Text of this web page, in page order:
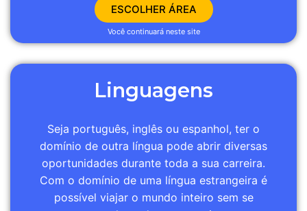
ESCOLHER ÁREA
Você continuará neste site
Linguagens
Seja português, inglês ou espanhol, ter o
domínio de outra língua pode abrir diversas
oportunidades durante toda a sua carreira.
Com o domínio de uma língua estrangeira é
possível viajar o mundo inteiro sem se